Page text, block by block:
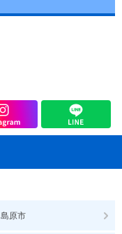
島原市